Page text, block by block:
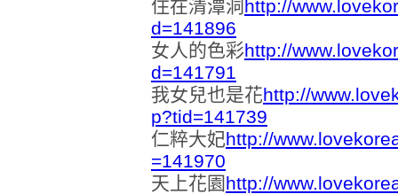
住在清潭洞http://
d=141896
女人的色彩http://
d=141791
我女兒也是花http://
p?tid=141739
仁粹大妃http://
=141970
天上花園http://